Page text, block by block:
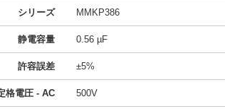
シリーズ MMKP386
静電容量 0.56 µF
許容誤差 ±5%
格電圧 - AC 500V